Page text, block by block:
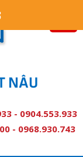
NÂU
- 0904.553.933
- 0968.930.743